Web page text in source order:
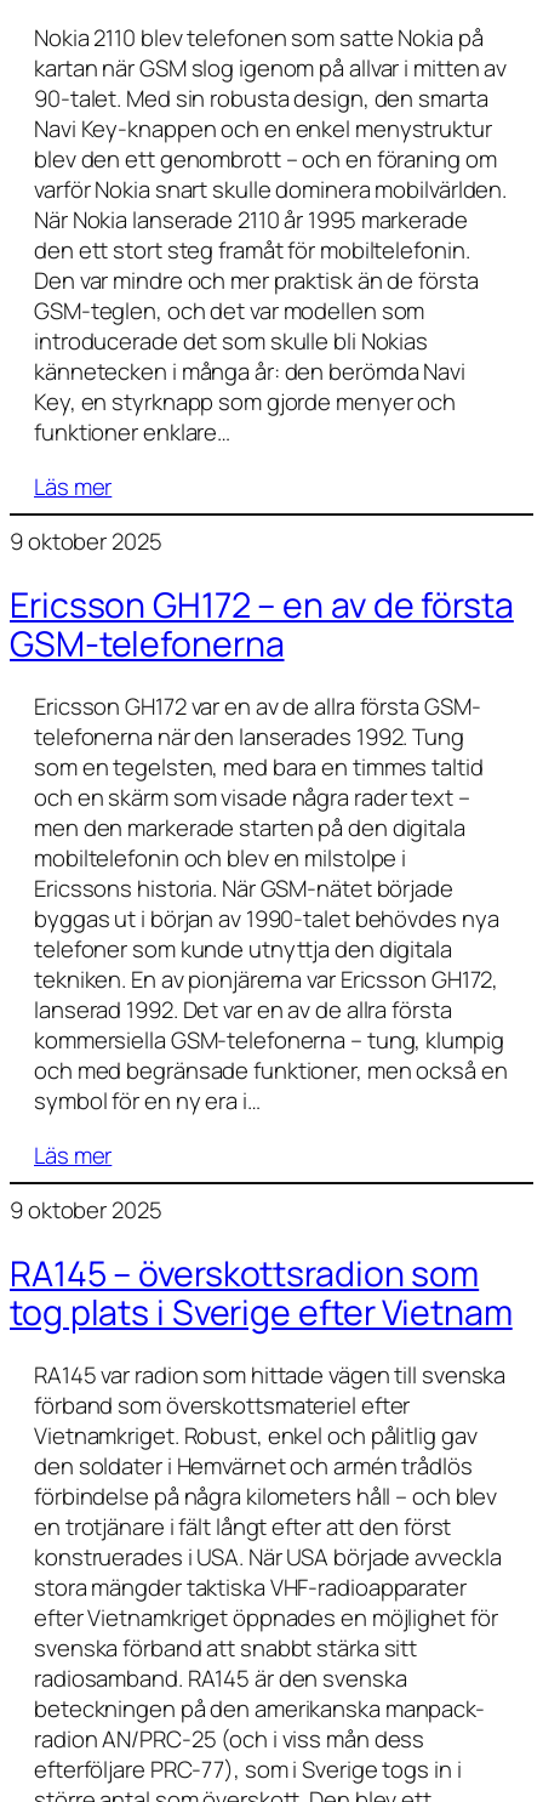
Nokia 2110 blev telefonen som satte Nokia på
kartan när GSM slog igenom på allvar i mitten av
90-talet. Med sin robusta design, den smarta
Navi Key-knappen och en enkel menystruktur
blev den ett genombrott – och en föraning om
varför Nokia snart skulle dominera mobilvärlden.
När Nokia lanserade 2110 år 1995 markerade
den ett stort steg framåt för mobiltelefonin.
Den var mindre och mer praktisk än de första
GSM-teglen, och det var modellen som
introducerade det som skulle bli Nokias
kännetecken i många år: den berömda Navi
Key, en styrknapp som gjorde menyer och
funktioner enklare…
Läs mer
9 oktober 2025
Ericsson GH172 – en av de första
GSM-telefonerna
Ericsson GH172 var en av de allra första GSM-
telefonerna när den lanserades 1992. Tung
som en tegelsten, med bara en timmes taltid
och en skärm som visade några rader text –
men den markerade starten på den digitala
mobiltelefonin och blev en milstolpe i
Ericssons historia. När GSM-nätet började
byggas ut i början av 1990-talet behövdes nya
telefoner som kunde utnyttja den digitala
tekniken. En av pionjärerna var Ericsson GH172,
lanserad 1992. Det var en av de allra första
kommersiella GSM-telefonerna – tung, klumpig
och med begränsade funktioner, men också en
symbol för en ny era i…
Läs mer
9 oktober 2025
RA145 – överskottsradion som
tog plats i Sverige efter Vietnam
RA145 var radion som hittade vägen till svenska
förband som överskottsmateriel efter
Vietnamkriget. Robust, enkel och pålitlig gav
den soldater i Hemvärnet och armén trådlös
förbindelse på några kilometers håll – och blev
en trotjänare i fält långt efter att den först
konstruerades i USA. När USA började avveckla
stora mängder taktiska VHF-radioapparater
efter Vietnamkriget öppnades en möjlighet för
svenska förband att snabbt stärka sitt
radiosamband. RA145 är den svenska
beteckningen på den amerikanska manpack-
radion AN/PRC-25 (och i viss mån dess
efterföljare PRC-77), som i Sverige togs in i